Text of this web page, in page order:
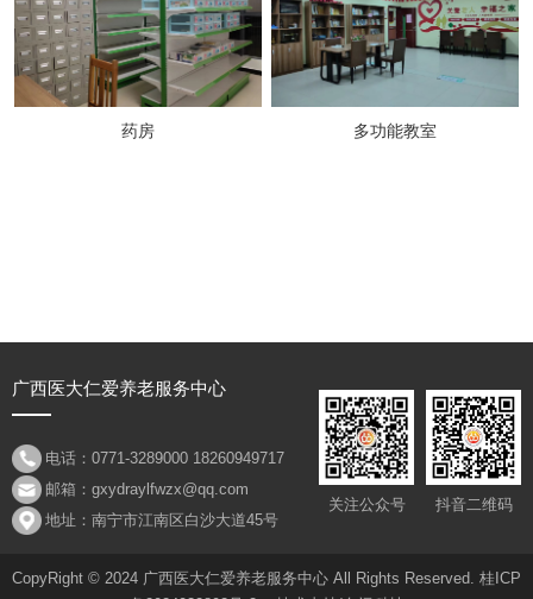
药房 多功能教室
广西医大仁爱养老服务中心
电话：0771-3289000 18260949717
邮箱：gxydraylfwzx@qq.com
地址：南宁市江南区白沙大道45号
关注公众号 抖音二维码
CopyRight © 2024 广西医大仁爱养老服务中心 All Rights Reserved. 桂ICP